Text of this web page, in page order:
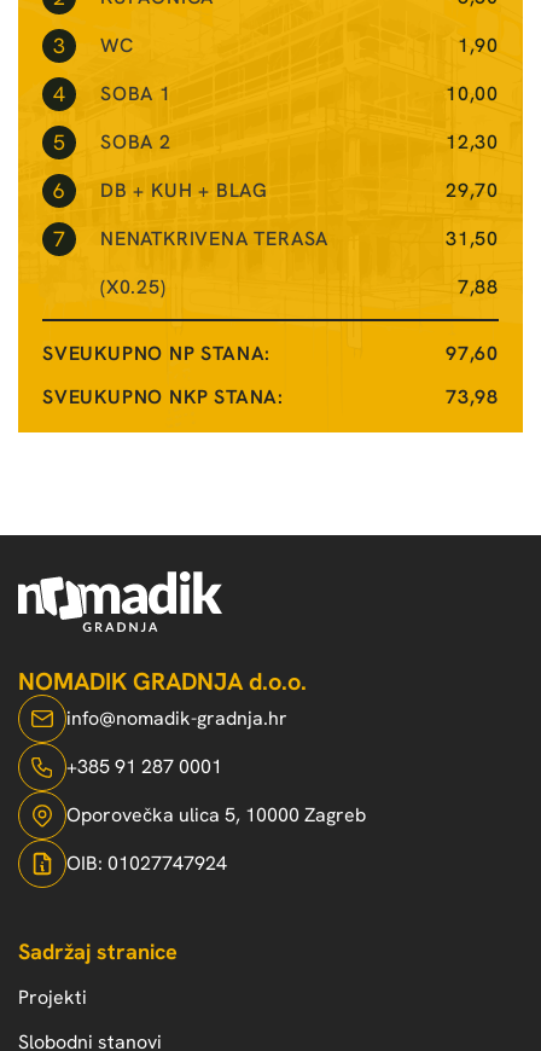
3 WC 1,90
4 SOBA 1 10,00
5 SOBA 2 12,30
6 DB + KUH + BLAG 29,70
7 NENATKRIVENA TERASA
31,50
(X0.25)
7,88
SVEUKUPNO NP STANA:
97,60
SVEUKUPNO NKP STANA:
73,98
NOMADIK GRADNJA d.o.o.
info@nomadik-gradnja.hr
+385 91 287 0001
Oporovečka ulica 5, 10000 Zagreb
OIB: 01027747924
Sadržaj stranice
Projekti
Slobodni stanovi